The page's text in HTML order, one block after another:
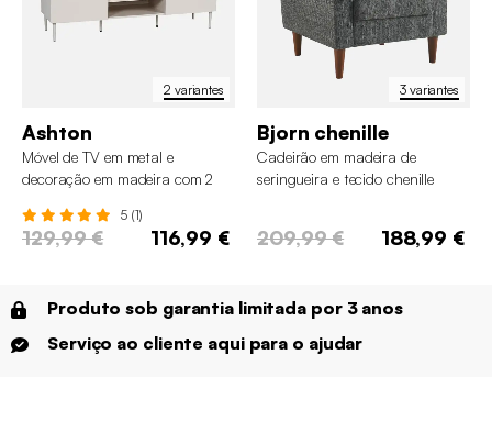
2 variantes
Ashton
Móvel de TV em metal e
decoração em madeira com 2
5 (1)
129,99 € 116,99 €
3 variantes
Bjorn chenille
Cadeirão em madeira de
seringueira e tecido chenille
209,99 € 188,99 €
Produto sob garantia limitada por 3 anos
Serviço ao cliente aqui para o ajudar